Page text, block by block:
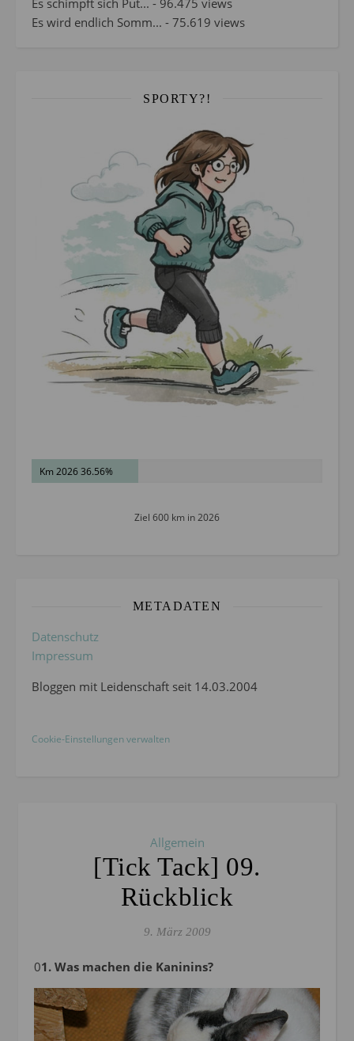
Es wird endlich Somm... - 75.619 views
SPORTY?!
Km 2026 36.56%
Ziel 600 km in 2026
METADATEN
Datenschutz
Impressum
Bloggen mit Leidenschaft seit 14.03.2004
Cookie-Einstellungen verwalten
Allgemein
[Tick Tack] 09.
Rückblick
9. März 2009
01. Was machen die Kaninins?